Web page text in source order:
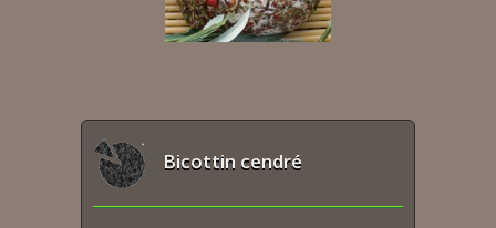
Bicottin cendré